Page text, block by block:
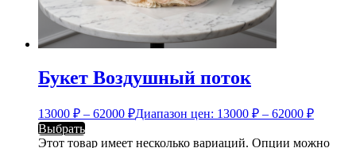
Букет Воздушный поток
13000 ₽ – 62000 ₽Диапазон цен: 13000 ₽ – 62000 ₽
Выбрать
Этот товар имеет несколько вариаций. Опции можно